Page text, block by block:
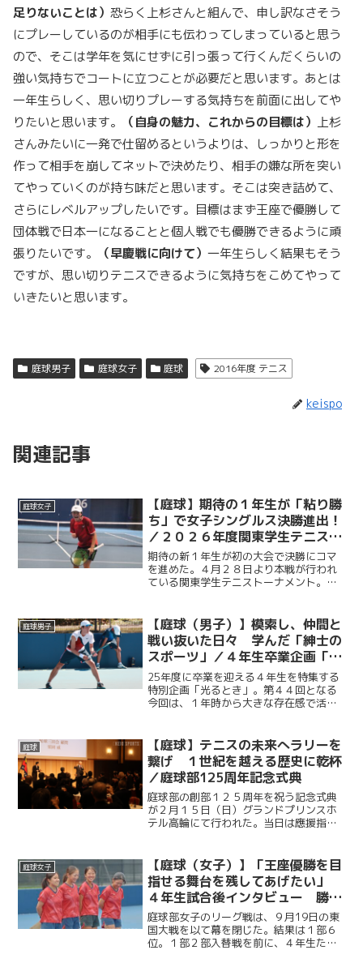
足りないことは） 恐らく上杉さんと組んで、申し訳なさそう
にプレーしているのが相手にも伝わってしまっていると思う
ので、そこは学年を気にせずに引っ張って行くんだくらいの
強い気持ちでコートに立つことが必要だと思います。あとは
一年生らしく、思い切りプレーする気持ちを前面に出してや
りたいと思います。
（自身の魅力、これからの目標は）
上杉
さんみたいに一発で仕留めるというよりは、しっかりと形を
作って相手を崩してネットで決めたり、相手の嫌な所を突い
てやっていくのが持ち味だと思います。そこは突き詰めて、
さらにレベルアップしたいです。目標はまず王座で優勝して
団体戦で日本一になることと個人戦でも優勝できるように頑
張りたいです。
（早慶戦に向けて） 一年生らしく結果もそう
ですが、思い切りテニスできるように気持ちをこめてやって
いきたいと思います。
庭球男子 庭球女子 庭球 2016年度 テニス
keispo
関連記事
庭球女子
【庭球】期待の１年生が「粘り勝
ち」で女子シングルス決勝進出！
／２０２６年度関東学生テニスト
ーナメント
期待の新１年生が初の大会で決勝にコマ
を進めた。４月２８日より本戦が行われ
ている関東学生テニストーナメント。大
さに加え最大１０メートルの強風が吹い
たこの日、内藤悠香（総政...
庭球男子
【庭球（男子）】模索し、仲間と
戦い抜いた日々 学んだ「紳士の
スポーツ」／４年生卒業企画「光
るとき」 No.44・菅谷優作
25年度に卒業を迎える４年生を特集する
特別企画「光るとき」。第４４回となる
今回は、１年時から大きな存在感で活躍
だからこそ語れるその思いに迫る。
庭球
【庭球】テニスの未来へラリーを
繋げ １世紀を越える歴史に乾杯
／庭球部125周年記念式典
庭球部の創部１２５周年を祝う記念式典
が２月１５日（日）グランドプリンスホ
テル高輪にて行われた。当日は應援指導
り、慶大庭球部の映えある実績と輝かし
い未来を象徴するような...
庭球女子
【庭球（女子）】「王座優勝を目
指せる舞台を残してあげたい」
４年生試合後インタビュー 勝利
掴めず１部６位で入替戦へ／関東
大学テニスリーグ1部vs東国大
庭球部女子のリーグ戦は、９月19日の東
国大戦を以て幕を閉じた。結果は１部６
位。１部２部入替戦を前に、４年生たち